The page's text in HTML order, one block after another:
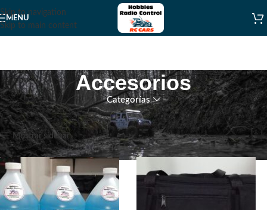
Skip to navigation
Skip to main content
MENU
Accesorios
Categorías
Inicio Accesorios Mostrando 1–12 de 22 resultados
Mostrar sidebar